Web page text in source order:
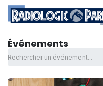
Se rendre au contenu
Événements